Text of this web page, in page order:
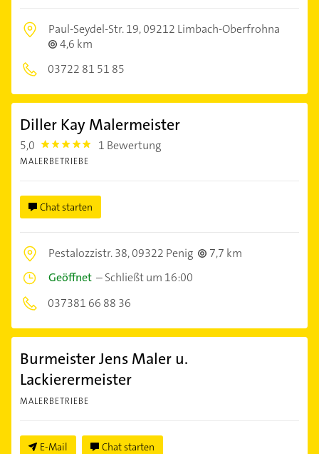
Paul-Seydel-Str. 19,09212 Limbach-Oberfrohna
4,6 km
03722 81 51 85
Diller Kay Malermeister
5,0 5.0 1 Bewertung
MALERBETRIEBE
Chat starten
Pestalozzistr. 38,09322 Penig
7,7 km
Geöffnet –Schließt um 16:00
037381 66 88 36
Burmeister Jens Maler u.
Lackierermeister
MALERBETRIEBE
E-Mail Chat starten